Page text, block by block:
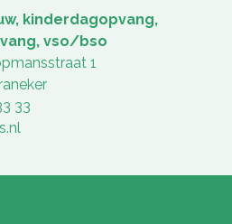
kinderdagopvang,
vso/bso
1
33